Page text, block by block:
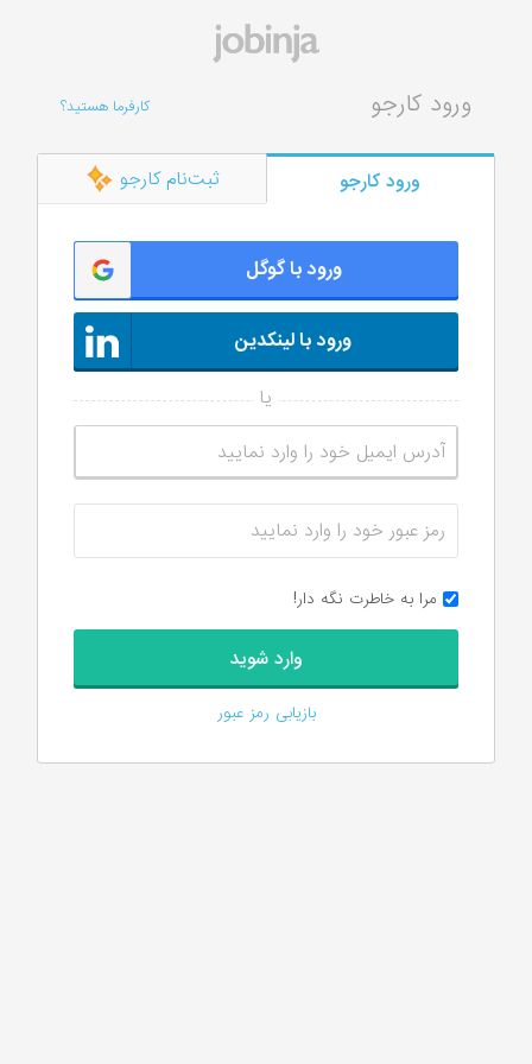
کارفرما هستید؟ ورود کارجو
ورود کارجو ثبت‌نام کارجو
ورود با گوگل
ورود با لینکدین
مرا به خاطرت نگه دار!
بازیابی رمز عبور